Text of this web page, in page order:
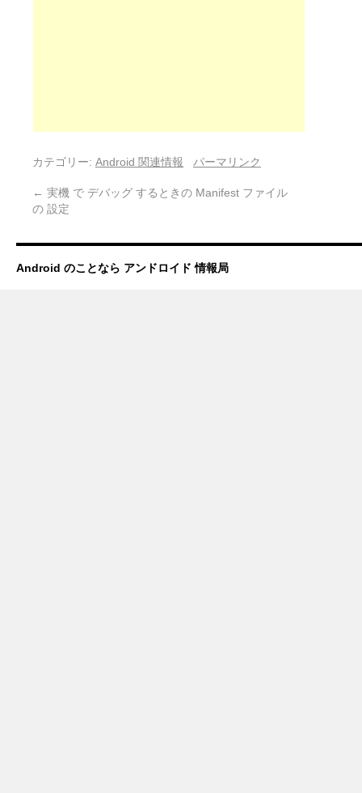
カテゴリー: Android 関連情報 パーマリンク
← 実機 で デバッグ するときの Manifest ファイル
の 設定
Android のことなら アンドロイド 情報局